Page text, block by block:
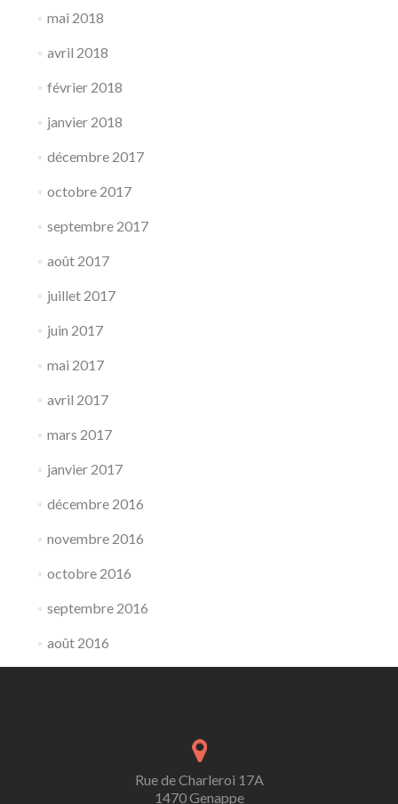
mai 2018
avril 2018
février 2018
janvier 2018
décembre 2017
octobre 2017
septembre 2017
août 2017
juillet 2017
juin 2017
mai 2017
avril 2017
mars 2017
janvier 2017
décembre 2016
novembre 2016
octobre 2016
septembre 2016
août 2016
Rue de Charleroi 17A
1470 Genappe